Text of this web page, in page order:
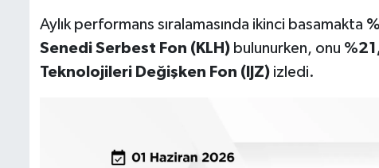
Aylık performans sıralamasında ikinci basamakta
Senedi Serbest Fon (KLH) bulunurken, onu
Teknolojileri Değişken Fon (IJZ) izledi.